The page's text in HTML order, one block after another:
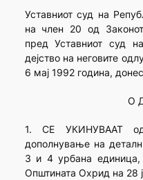
Уставниот суд на
на член 20 од
пред Уставниот суд
дејство на неговите
6 мај 1992 година,
О
1. СЕ УКИНУВААТ
дополнување на
3 и 4 урбана единица,
Општината Охрид на 28